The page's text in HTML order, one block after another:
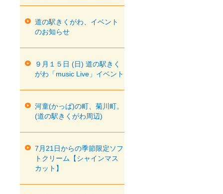
道の駅きくがわ、イベント
のお知らせ
９月１５日 (日) 道の駅きく
がわ「music Live」イベント
河童(かっぱ)の町、菊川町。
(道の駅きくがわ周辺)
7月21日からの季節限定ソフ
トクリーム【シャインマス
カット】